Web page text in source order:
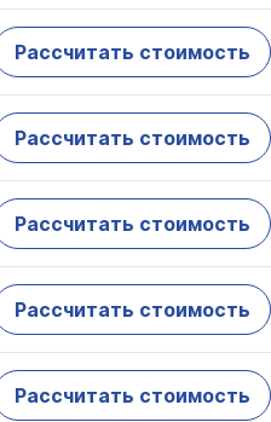
Рассчитать стоимость
Рассчитать стоимость
Рассчитать стоимость
Рассчитать стоимость
Рассчитать стоимость